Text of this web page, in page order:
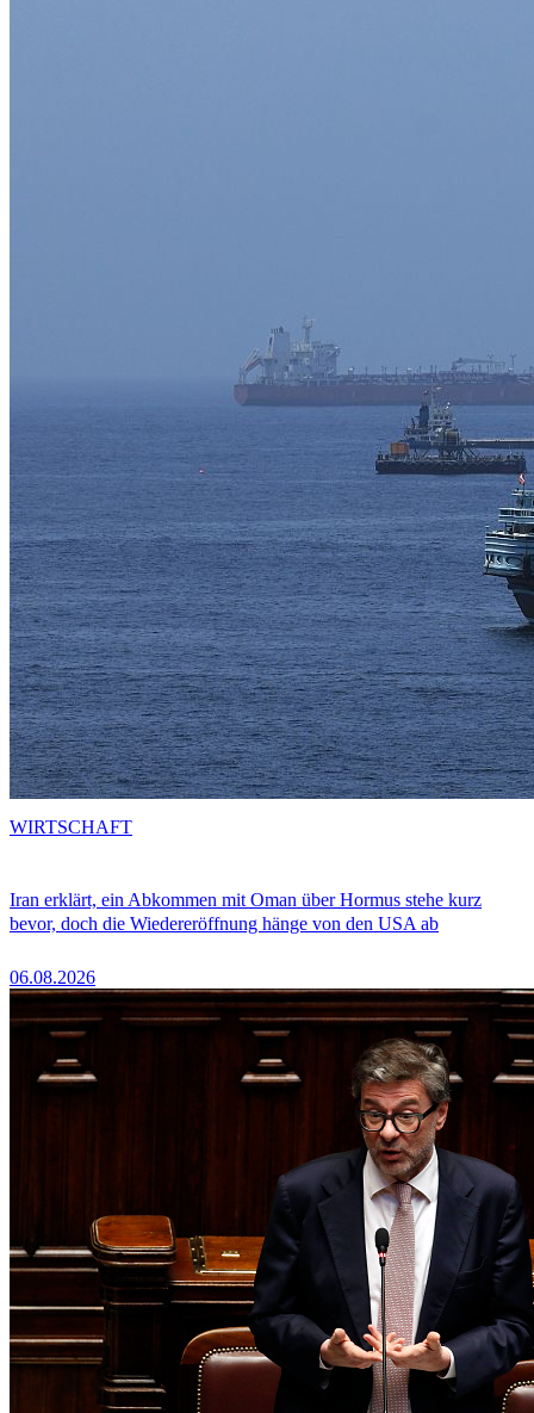
Iran erklärt, ein Abkommen mit Oman über Hormus stehe kurz
bevor, doch die Wiedereröffnung hänge von den USA ab
06.08.2026
WIRTSCHAFT